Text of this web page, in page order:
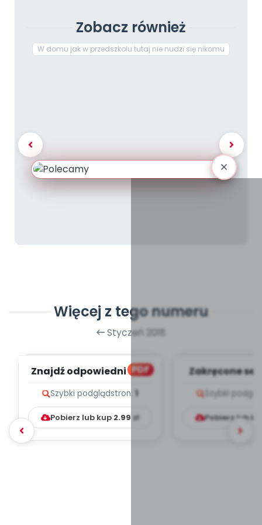
Zobacz również
W domu jak w przedszkolu tutaj nie nudzi się nikomu
Więcej z tego numeru
Styczeń 2018
PDF
Znajdź odpowiedni cień
Szybki podglądstron: 1
Pobierz lub kup 2.99 zł
Zakręcone
Szybki
Pobierz lub